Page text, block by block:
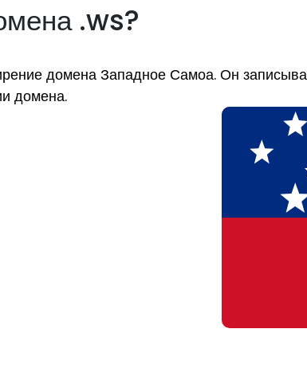
.ws?
домена Западное Самоа. Он
домена.